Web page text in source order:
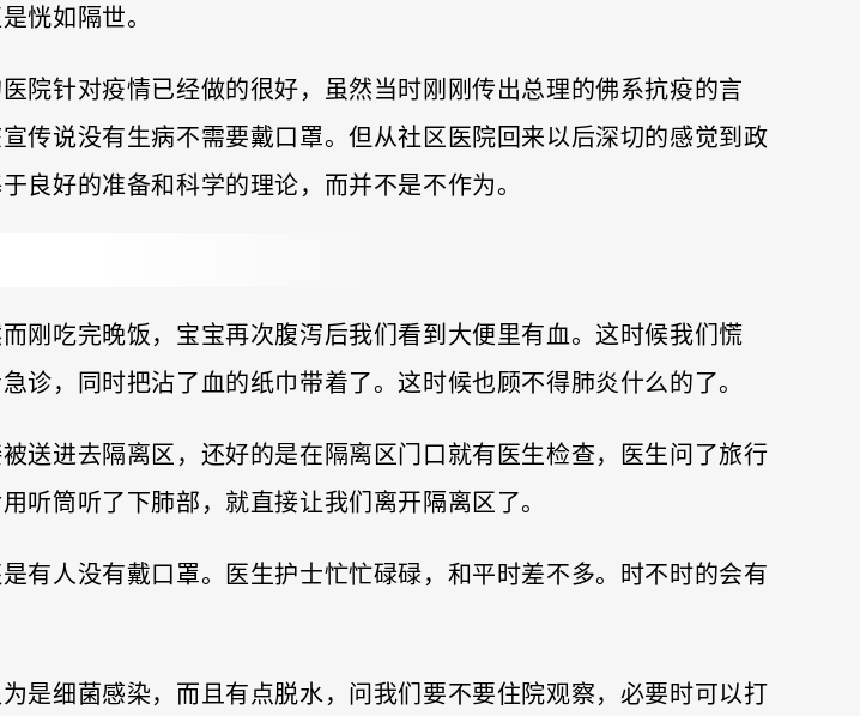
恍如隔世。
院针对疫情已经做的很好，虽然当时刚刚传出总理的佛系抗疫的言
传说没有生病不需要戴口罩。但从社区医院回来以后深切的感觉到政
良好的准备和科学的理论，而并不是不作为。
刚吃完晚饭，宝宝再次腹泻后我们看到大便里有血。这时候我们慌
诊，同时把沾了血的纸巾带着了。这时候也顾不得肺炎什么的了。
送进去隔离区，还好的是在隔离区门口就有医生检查，医生问了旅行
听筒听了下肺部，就直接让我们离开隔离区了。
有人没有戴口罩。医生护士忙忙碌碌，和平时差不多。时不时的会有
是细菌感染，而且有点脱水，问我们要不要住院观察，必要时可以打